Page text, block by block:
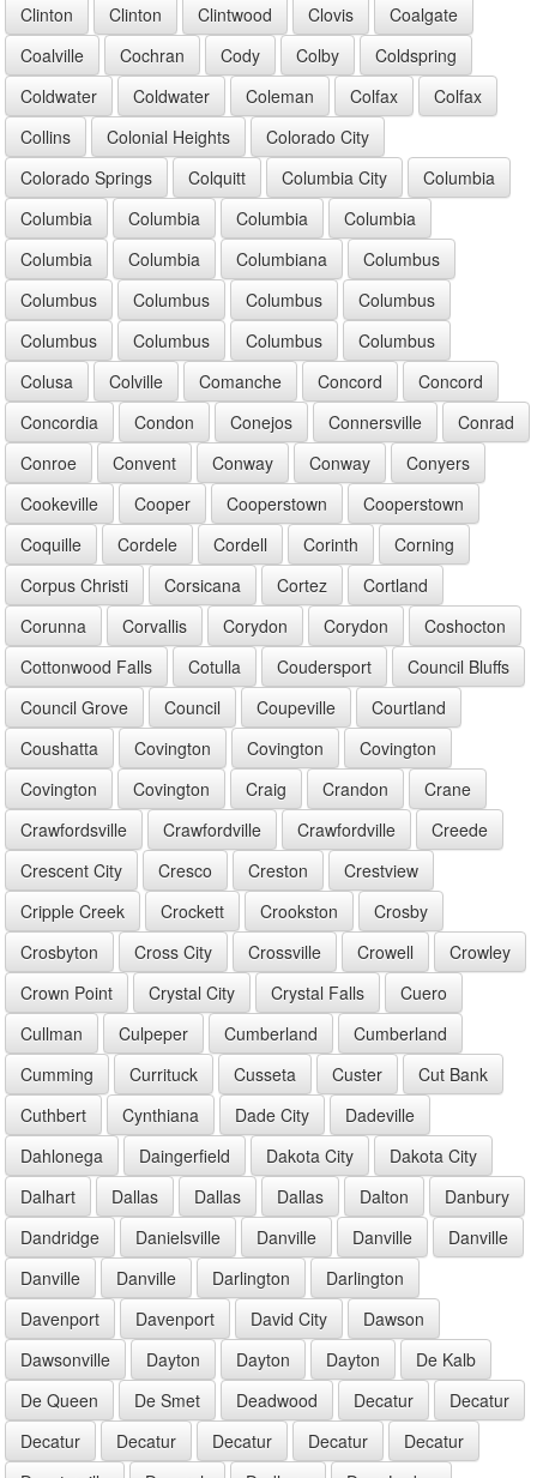
Clinton
Clinton Clintwood Clovis
Coalgate
Coalville
Cochran Cody Colby
Coldspring
Coldwater
Coldwater Coleman Colfax
Colfax
Collins
Colonial Heights
Colorado City
Colorado Springs
Colquitt Columbia City
Columbia
Columbia
Columbia Columbia
Columbia
Columbia
Columbia Columbiana
Columbus
Columbus
Columbus Columbus
Columbus
Columbus
Columbus Columbus
Columbus
Colusa
Colville Comanche Concord
Concord
Concordia
Condon Conejos Connersville
Conrad
Conroe
Convent Conway Conway
Conyers
Cookeville
Cooper Cooperstown
Cooperstown
Coquille
Cordele Cordell Corinth
Corning
Corpus Christi
Corsicana Cortez
Cortland
Corunna
Corvallis Corydon Corydon
Coshocton
Cottonwood Falls
Cotulla Coudersport
Council Bluffs
Council Grove
Council Coupeville
Courtland
Coushatta
Covington Covington
Covington
Covington
Covington Craig Crandon
Crane
Crawfordsville
Crawfordville Crawfordville
Creede
Crescent City
Cresco Creston
Crestview
Cripple Creek
Crockett Crookston
Crosby
Crosbyton
Cross City Crossville Crowell
Crowley
Crown Point
Crystal City Crystal Falls
Cuero
Cullman
Culpeper Cumberland
Cumberland
Cumming
Currituck Cusseta Custer
Cut Bank
Cuthbert
Cynthiana Dade City
Dadeville
Dahlonega
Daingerfield Dakota City
Dakota City
Dalhart
Dallas Dallas Dallas Dalton
Danbury
Dandridge
Danielsville Danville Danville
Danville
Danville
Danville Darlington
Darlington
Davenport
Davenport David City
Dawson
Dawsonville
Dayton Dayton Dayton
De Kalb
De Queen
De Smet Deadwood Decatur
Decatur
Decatur
Decatur Decatur Decatur
Decatur